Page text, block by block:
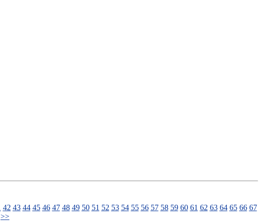
42 43 44 45 46 47 48 49 50 51 52 53 54 55 56 57 58 59 60 61 62 63 64 65 66 67
>>